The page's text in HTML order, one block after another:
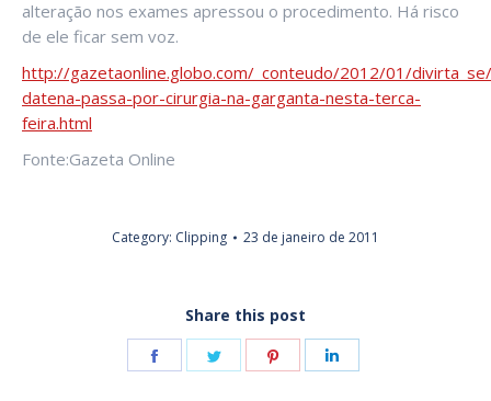
alteração nos exames apressou o procedimento. Há risco
de ele ficar sem voz.
http://gazetaonline.globo.com/_conteudo/2012/01/
datena-passa-por-cirurgia-na-garganta-nesta-terca-
feira.html
Fonte:Gazeta Online
Category: Clipping 23 de janeiro de 2011
Share this post
Share
Share
Share